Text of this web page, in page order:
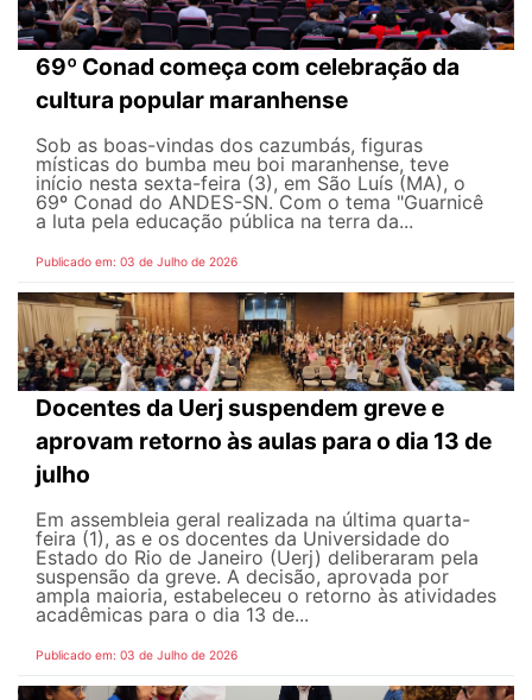
69º Conad começa com celebração da
cultura popular maranhense
Sob as boas-vindas dos cazumbás, figuras
místicas do bumba meu boi maranhense, teve
início nesta sexta-feira (3), em São Luís (MA), o
69º Conad do ANDES-SN. Com o tema "Guarnicê
a luta pela educação pública na terra da...
Publicado em: 03 de Julho de 2026
Docentes da Uerj suspendem greve e
aprovam retorno às aulas para o dia 13 de
julho
Em assembleia geral realizada na última quarta-
feira (1), as e os docentes da Universidade do
Estado do Rio de Janeiro (Uerj) deliberaram pela
suspensão da greve. A decisão, aprovada por
ampla maioria, estabeleceu o retorno às atividades
acadêmicas para o dia 13 de...
Publicado em: 03 de Julho de 2026